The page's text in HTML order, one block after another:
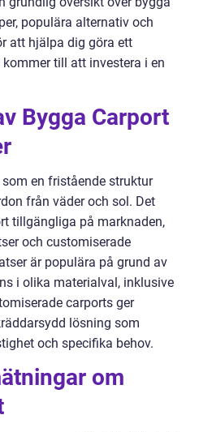
populära alternativ och
att hjälpa dig göra ett
till att investera i en
Bygga Carport
en fristående struktur
från väder och sol. Det
tillgängliga på marknaden,
och customiserade
är populära på grund av
i olika materialval, inklusive
carports ger
lösning som
och specifika behov.
om